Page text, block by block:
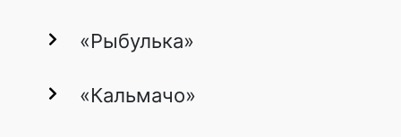
«Рыбулька»
«Кальмачо»